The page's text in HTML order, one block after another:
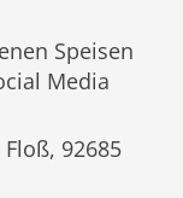
Speisen
Media
92685